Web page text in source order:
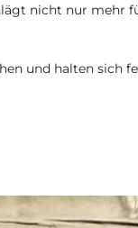
nicht nur mehr
und halten sich